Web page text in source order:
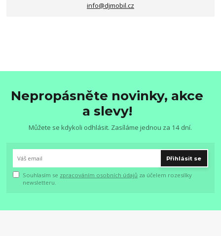
info@djmobil.cz
Nepropásněte novinky, akce
a slevy!
Můžete se kdykoli odhlásit. Zasíláme jednou za 14 dní.
Přihlásit se
Souhlasím se zpracováním osobních údajů za účelem rozesílky
newsletteru.